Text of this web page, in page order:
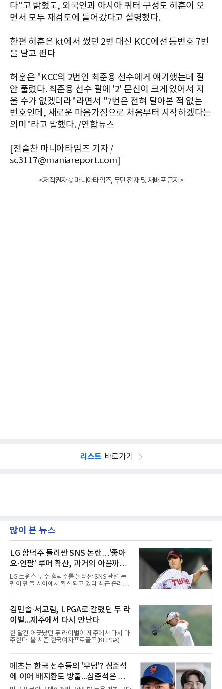
다"고 밝혔고, 외국인과 아시아 쿼터 구성도 허훈이 오
면서 모두 재검토에 들어갔다고 설명했다.
한편 허훈은 kt에서 썼던 2번 대신 KCC에선 등번호 7번
을 달고 뛴다.
허훈은 "KCC의 2번인 최준용 선수에게 얘기했는데 잘
안 풀렸다. 최준용 선수 팔에 '2' 문신이 크게 있어서 지
울 수가 없겠더라"라면서 "7번은 전혀 달아본 적 없는
번호인데, 새로운 마음가짐으로 처음부터 시작하겠다는
의미"라고 말했다. /연합뉴스
[전슬찬 마니아타임즈 기자 /
sc3117@maniareport.com]
<저작권자 © 마니아타임즈, 무단 전재 및 재배포 금지>
리스트 바로가기
많이 본 뉴스
LG 함덕주 둘러싼 SNS 논란…'좋아
요·언팔' 루머 확산, 과거의 아픔까지
소환됐다
LG 트윈스 투수 함덕주를 둘러싼 SNS 관련 논
란이 팬들 사이에서 확산되고 있다.최근 온라인
동과 관련한 여러 소문이 퍼지면서, 과거 LG 이
적 이후 겪었던 일들까지 다시 주목받고 있다.일
각에서는 함덕주가 LG 공식 계정 '언팔' 및 관련
게시물을 정리하고 친정팀 두산 베어스 계정을
팔로우하고 두산과 관련된 흔적만 남겼다는 주
장이 나오고 있다. 또한 상대 팀 선수의 홈런 릴
스에 '좋아요'를 눌렀다는 이야기도 전해지고 있
럼에도 팬들 사이에서 논란이 커진 이유는 그가
LG 이적 후 부상과 재활로
김민솔·서교림, LPGA로 갈렸던 두 라
이벌...제주에서 다시 만난다
한 달간 어긋났던 두 라이벌이 제주에서 다시 마
주한다. 올 시즌 한국여자프로골프(KLPGA) 투
다.KLPGA 투어는 6일 제주도 서귀포시 테디 밸
리 골프 앤 리조트의 밸리·테디 코스(파72)에서
개막하는 제주삼다수 마스터스(총상금 10억원·
우승 상금 1억8천만원)로 하반기를 시작한다.두
선수의 재회 자체가 화제다. 올 시즌 3승으로 대
메츠는 한국 선수들의 '무덤'? 심준석
에 이어 배지환도 방출...심준석은 이
미 귀국, 배지환은 미국 잔류할 듯